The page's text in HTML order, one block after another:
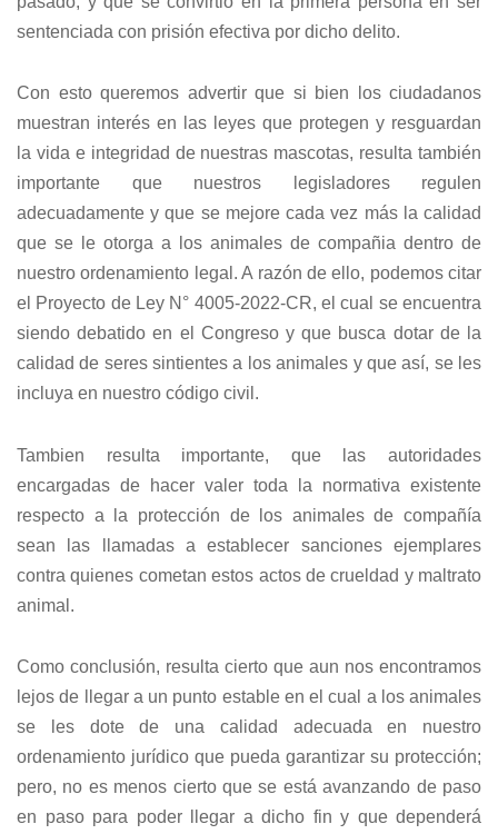
sentenciada con prisión efectiva por dicho delito.
Con esto queremos advertir que si bien los ciudadanos
muestran interés en las leyes que protegen y resguardan
la vida e integridad de nuestras mascotas, resulta también
importante que nuestros legisladores regulen
adecuadamente y que se mejore cada vez más la calidad
que se le otorga a los animales de compañia dentro de
nuestro ordenamiento legal. A razón de ello, podemos citar
el Proyecto de Ley N° 4005-2022-CR, el cual se encuentra
siendo debatido en el Congreso y que busca dotar de la
calidad de seres sintientes a los animales y que así, se les
incluya en nuestro código civil.
Tambien resulta importante, que las autoridades
encargadas de hacer valer toda la normativa existente
respecto a la protección de los animales de compañía
sean las llamadas a establecer sanciones ejemplares
contra quienes cometan estos actos de crueldad y maltrato
animal.
Como conclusión, resulta cierto que aun nos encontramos
lejos de llegar a un punto estable en el cual a los animales
se les dote de una calidad adecuada en nuestro
ordenamiento jurídico que pueda garantizar su protección;
pero, no es menos cierto que se está avanzando de paso
en paso para poder llegar a dicho fin y que dependerá